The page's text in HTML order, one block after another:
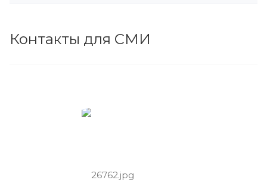
Контакты для СМИ